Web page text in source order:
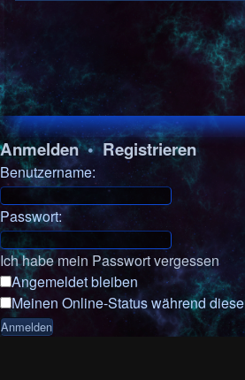
Anmelden•Registrieren
Benutzername:
Passwort:
Ich habe mein Passwort vergessen
Angemeldet bleiben
Meinen Online-Status während